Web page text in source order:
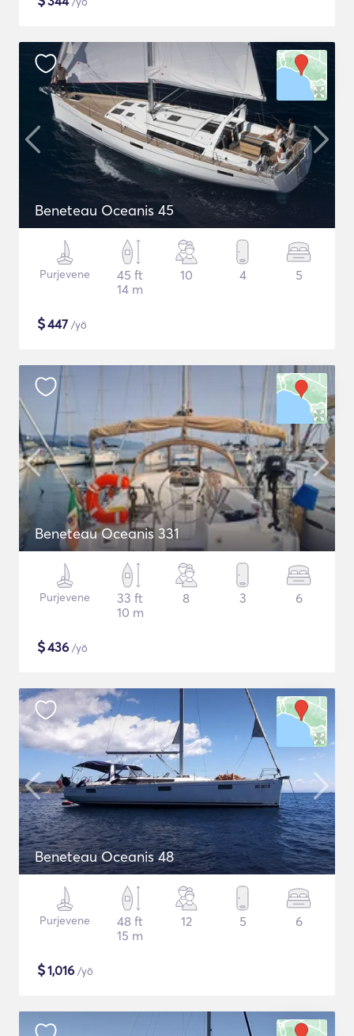
Beneteau Oceanis 45
Purjevene
45 ft
14 m
10 4 5
$447 /yö
Beneteau Oceanis 331
Purjevene
33 ft
10 m
8 3 6
$436 /yö
Beneteau Oceanis 48
Purjevene
48 ft
15 m
12 5 6
$1,016 /yö